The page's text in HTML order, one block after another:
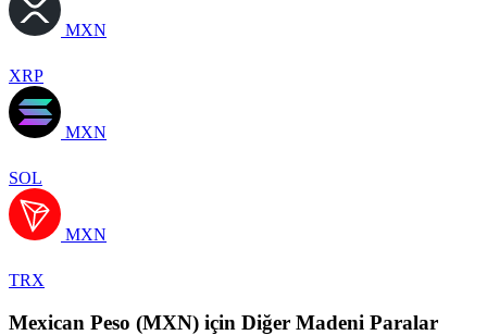
MXN
XRP
MXN
SOL
MXN
TRX
Mexican Peso (MXN) için Diğer Madeni Paralar